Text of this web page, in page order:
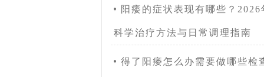
阳痿的症状表现有哪些？2026
科学治疗方法与日常调理指南
得了阳痿怎么办需要做哪些检